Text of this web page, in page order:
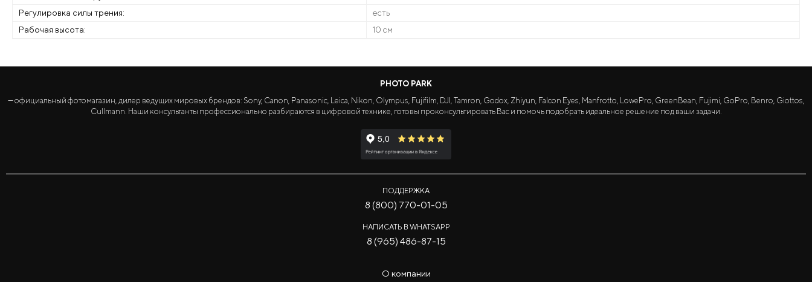
Регулировка силы трения:
есть
Рабочая высота:
10 см
PHOTO PARK
— официальный фотомагазин, дилер ведущих мировых брендов: Sony, Canon, Panasonic, Leica, Nikon, Olympus, Fujifilm, DJI, Tamron, Godox, Zhiyun, Falcon Eyes, Manfrotto, LowePro, GreenBean, Fujimi, GoPro, Benro, Giottos,
Cullmann. Наши консультанты профессионально разбираются в цифровой технике, готовы проконсультировать Вас и помочь подобрать идеальное решение под ваши задачи.
ПОДДЕРЖКА
8 (800) 770-01-05
НАПИСАТЬ В WHATSAPP
8 (965) 486-87-15
О компании